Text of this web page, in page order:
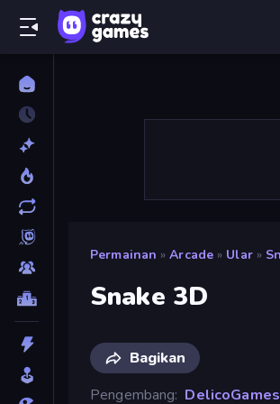
Permainan » Arcade » Ular »
Snake 3D
Bagikan
Pengembang DelicoGames